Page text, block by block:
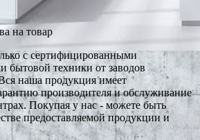
на товар
с сертифицированными
бытовой техники от заводов
наша продукция имеет
производителя и обслуживание
Покупая у нас - можете быть
предоставляемой продукции и